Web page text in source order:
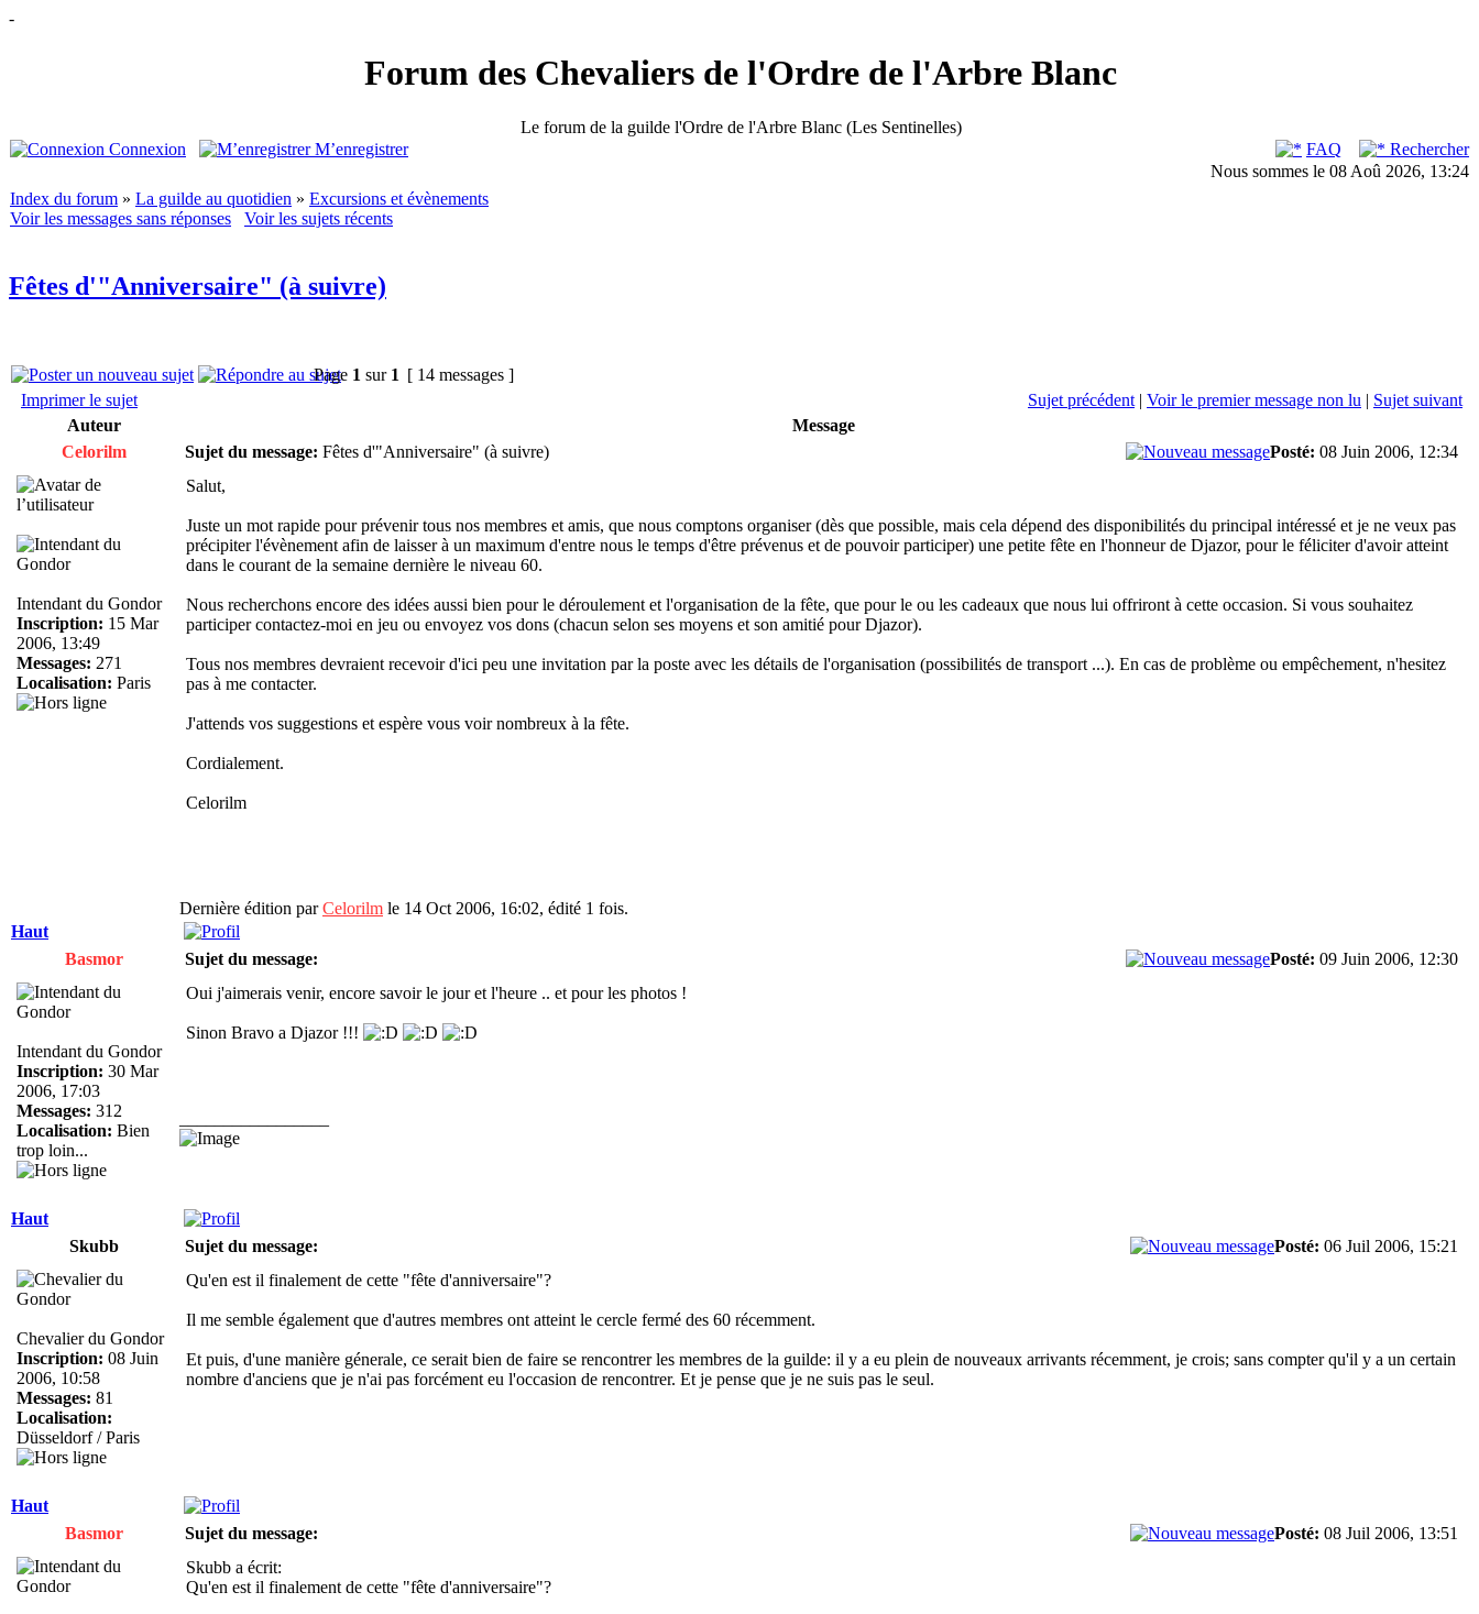
-
Forum des Chevaliers de l'Ordre de l'Arbre Blanc
Le forum de la guilde l'Ordre de l'Arbre Blanc (Les Sentinelles)
Connexion
M’enregistrer FAQ
Rechercher
Nous sommes le 08 Aoû 2026, 13:24
Index du forum » La guilde au quotidien » Excursions et évènements
Voir les messages sans réponses
Voir les sujets récents
Fêtes d'"Anniversaire" (à suivre)
Page 1 sur 1 [ 14 messages ]
Imprimer le sujet
Sujet précédent | Voir le premier message non lu | Sujet suivant
Auteur
Message
Celorilm
Sujet du message: Fêtes d'"Anniversaire" (à suivre) Posté: 08 Juin 2006, 12:34
Intendant du Gondor
Inscription: 15 Mar
2006, 13:49
Messages: 271
Localisation: Paris
Salut,
Juste un mot rapide pour prévenir tous nos membres et amis, que nous comptons organiser (dès que possible, mais cela dépend des disponibilités du principal intéressé et je ne veux pas
précipiter l'évènement afin de laisser à un maximum d'entre nous le temps d'être prévenus et de pouvoir participer) une petite fête en l'honneur de Djazor, pour le féliciter d'avoir atteint
dans le courant de la semaine dernière le niveau 60.
Nous recherchons encore des idées aussi bien pour le déroulement et l'organisation de la fête, que pour le ou les cadeaux que nous lui offriront à cette occasion. Si vous souhaitez
participer contactez-moi en jeu ou envoyez vos dons (chacun selon ses moyens et son amitié pour Djazor).
Tous nos membres devraient recevoir d'ici peu une invitation par la poste avec les détails de l'organisation (possibilités de transport ...). En cas de problème ou empêchement, n'hesitez
pas à me contacter.
J'attends vos suggestions et espère vous voir nombreux à la fête.
Cordialement.
Celorilm
Dernière édition parCelorilm le 14 Oct 2006, 16:02, édité 1 fois.
Haut
Basmor
Sujet du message: Posté: 09 Juin 2006, 12:30
Intendant du Gondor
Inscription: 30 Mar
2006, 17:03
Messages: 312
Localisation: Bien
trop loin...
Oui j'aimerais venir, encore savoir le jour et l'heure .. et pour les photos !
Sinon Bravo a Djazor !!!
Haut
Skubb
Sujet du message: Posté: 06 Juil 2006, 15:21
Chevalier du Gondor
Inscription: 08 Juin
2006, 10:58
Messages: 81
Localisation:
Düsseldorf / Paris
Qu'en est il finalement de cette "fête d'anniversaire"?
Il me semble également que d'autres membres ont atteint le cercle fermé des 60 récemment.
Et puis, d'une manière génerale, ce serait bien de faire se rencontrer les membres de la guilde: il y a eu plein de nouveaux arrivants récemment, je crois; sans compter qu'il y a un certain
nombre d'anciens que je n'ai pas forcément eu l'occasion de rencontrer. Et je pense que je ne suis pas le seul.
Haut
Basmor
Sujet du message: Posté: 08 Juil 2006, 13:51
Skubb a écrit:
Qu'en est il finalement de cette "fête d'anniversaire"?